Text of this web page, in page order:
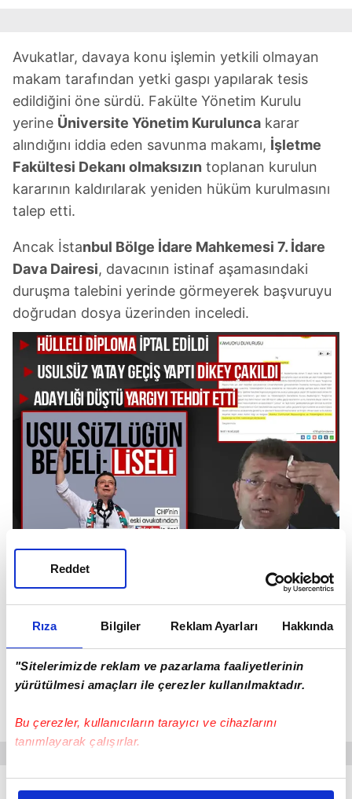
Rıza Bilgiler Reklam Ayarları Hakkında
"Sitelerimizde reklam ve pazarlama faaliyetlerinin
yürütülmesi amaçları ile çerezler kullanılmaktadır.
Bu çerezler, kullanıcıların tarayıcı ve cihazlarını
tanımlayarak çalışırlar.
Bu çerezlere izin vermeniz halinde sizlere özel
Reddet
Avukatlar, davaya konu işlemin yetkili olmayan
makam tarafından yetki gaspı yapılarak tesis
edildiğini öne sürdü. Fakülte Yönetim Kurulu
yerine Üniversite Yönetim Kurulunca karar
alındığını iddia eden savunma makamı, İşletme
Fakültesi Dekanı olmaksızın toplanan kurulun
kararının kaldırılarak yeniden hüküm kurulmasını
talep etti.
Ancak İstanbul Bölge İdare Mahkemesi 7. İdare
Dava Dairesi, davacının istinaf aşamasındaki
duruşma talebini yerinde görmeyerek başvuruyu
doğrudan dosya üzerinden inceledi.
Ekrem İmamoğlunun diploması iptal edildi! İstanbul
Üniversitesi duyurdu... Belgeler savcılığa ve YÖKe